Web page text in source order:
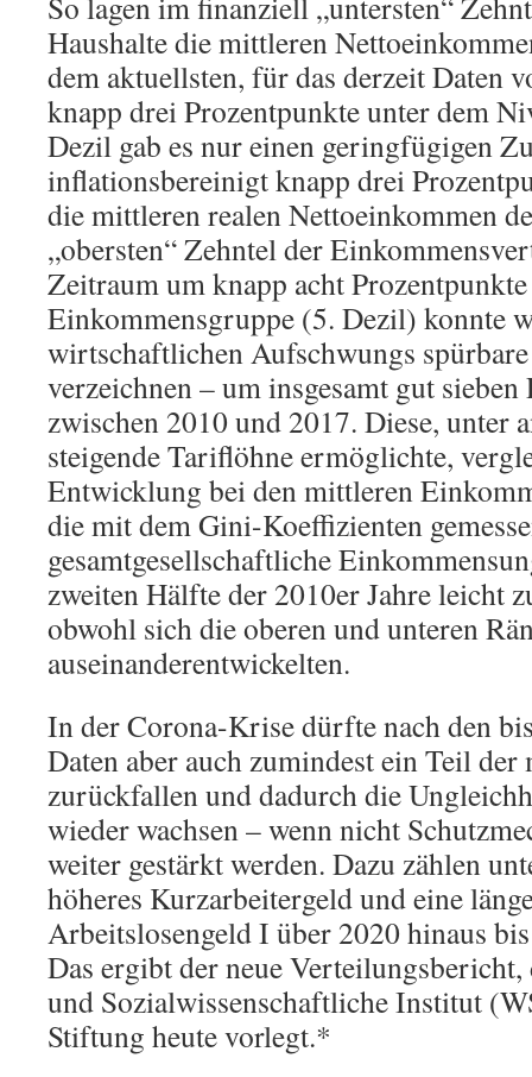
Haushalte die mittleren
dem aktuellsten, für das derzeit Daten
knapp drei Prozentpunkte unter dem
Dezil gab es nur einen geringfügigen
inflationsbereinigt knapp drei
die mittleren realen Nettoeinkommen
„obersten“ Zehntel der
Zeitraum um knapp acht
Einkommensgruppe (5. Dezil) konnte
wirtschaftlichen Aufschwungs
verzeichnen – um insgesamt gut
zwischen 2010 und 2017. Diese, unter
steigende Tariflöhne ermöglichte,
Entwicklung bei den mittleren
die mit dem Gini-Koeffizienten
gesamtgesellschaftliche
zweiten Hälfte der 2010er Jahre leicht
obwohl sich die oberen und unteren
auseinanderentwickelten.
In der Corona-Krise dürfte nach den
Daten aber auch zumindest ein Teil
zurückfallen und dadurch die
wieder wachsen – wenn nicht
weiter gestärkt werden. Dazu zählen
höheres Kurzarbeitergeld und eine
Arbeitslosengeld I über 2020 hinaus
Das ergibt der neue
und Sozialwissenschaftliche Institut
Stiftung heute vorlegt.*